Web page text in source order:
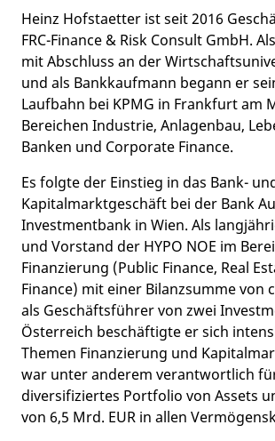
Heinz Hofstaetter ist seit 2016
FRC-Finance & Risk Consult GmbH.
mit Abschluss an der
und als Bankkaufmann begann er
Laufbahn bei KPMG in Frankfurt am
Bereichen Industrie, Anlagenbau,
Banken und Corporate Finance.
Es folgte der Einstieg in das Bank-
Kapitalmarktgeschäft bei der Bank
Investmentbank in Wien. Als
und Vorstand der HYPO NOE im
Finanzierung (Public Finance, Real
Finance) mit einer Bilanzsumme von
als Geschäftsführer von zwei
Österreich beschäftigte er sich
Themen Finanzierung und
war unter anderem verantwortlich
diversifiziertes Portfolio von Assets
von 6,5 Mrd. EUR in allen